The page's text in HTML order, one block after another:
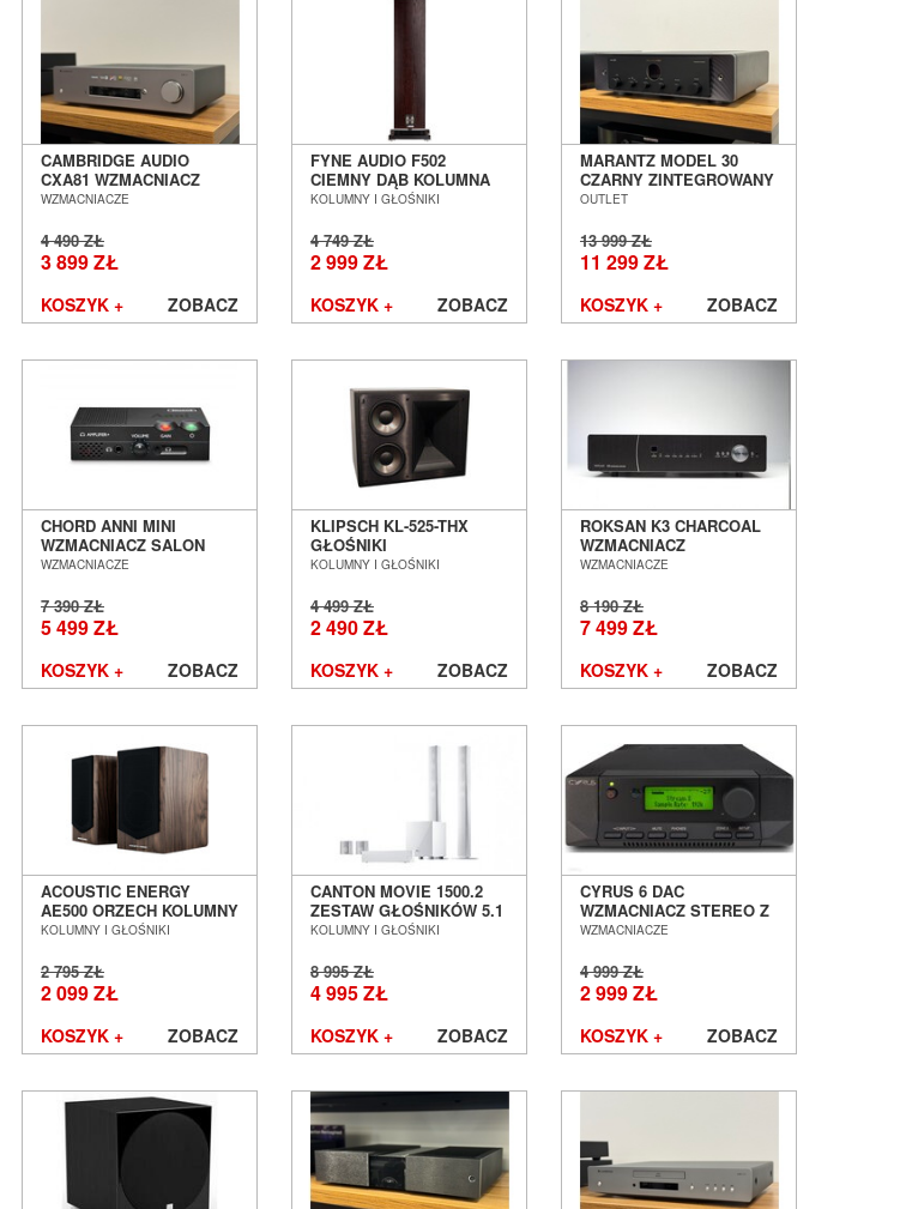
CAMBRIDGE AUDIO
CXA81 WZMACNIACZ
STEREO SALON POZNAŃ
WZMACNIACZE
4 490 ZŁ
3 899 ZŁ
KOSZYK + ZOBACZ
FYNE AUDIO F502
CIEMNY DĄB KOLUMNA
PODŁOGOWA SALON
OUTLET ---
KOLUMNY I GŁOŚNIKI
4 749 ZŁ
2 999 ZŁ
KOSZYK + ZOBACZ
MARANTZ MODEL 30
CZARNY ZINTEGROWANY
WZMACNIACZ
SALON POZNAŃ
WROCŁAW OUTLET
OUTLET
13 999 ZŁ
11 299 ZŁ
KOSZYK + ZOBACZ
CHORD ANNI MINI
WZMACNIACZ SALON
POZNAŃ WROCŁAW ---
OUTLET ---
WZMACNIACZE
7 390 ZŁ
5 499 ZŁ
KOSZYK + ZOBACZ
KLIPSCH KL-525-THX
GŁOŚNIKI
INSTALACYJNE ON-WALL
WROCŁAW --- EX DEMO --
-
KOLUMNY I GŁOŚNIKI
4 499 ZŁ
2 490 ZŁ
KOSZYK + ZOBACZ
ROKSAN K3 CHARCOAL
WZMACNIACZ
ZINTEGROWANY SALON
EX-DEMO --- OUTLET
WZMACNIACZE
8 190 ZŁ
7 499 ZŁ
KOSZYK + ZOBACZ
ACOUSTIC ENERGY
AE500 ORZECH KOLUMNY
PODSTAWKOWE SALON
DEMO ---
KOLUMNY I GŁOŚNIKI
2 795 ZŁ
2 099 ZŁ
KOSZYK + ZOBACZ
CANTON MOVIE 1500.2
ZESTAW GŁOŚNIKÓW 5.1
OFERTA OUTLET SALON
KOLUMNY I GŁOŚNIKI
8 995 ZŁ
4 995 ZŁ
KOSZYK + ZOBACZ
CYRUS 6 DAC
WZMACNIACZ STEREO Z
DAC SALON POZNAŃ
WZMACNIACZE
4 999 ZŁ
2 999 ZŁ
KOSZYK + ZOBACZ